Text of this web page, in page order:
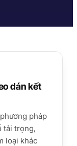
MS Polymer
dán kết
pháp
tải trọng,
loại khác